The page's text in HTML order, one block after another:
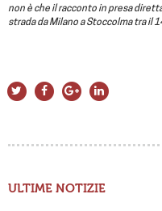
non è che il racconto in presa
strada da Milano a Stoccolma tra il
ULTIME NOTIZIE